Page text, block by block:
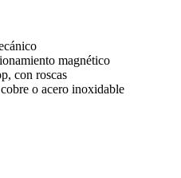
magnético
con roscas
o acero inoxidable